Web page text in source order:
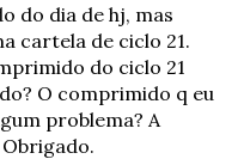
do dia de hj, mas
cartela de ciclo 21.
do ciclo 21
O comprimido q eu
problema? A